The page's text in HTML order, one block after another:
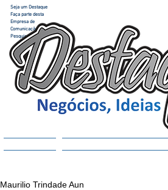
Seja um Destaque
Faça parte desta
Empresa de
Comunicação e
Pesquisa
Maurilio Trindade Aun